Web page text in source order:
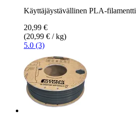
Käyttäjäystävällinen PLA-filamentti
20,99 €
(20,99 € / kg)
5.0 (3)